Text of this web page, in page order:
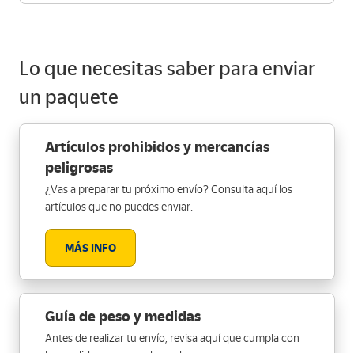
Lo que necesitas saber para enviar
un paquete
Artículos prohibidos y mercancías
peligrosas
¿Vas a preparar tu próximo envío? Consulta aquí los
artículos que no puedes enviar.
MÁS INFO
Guía de peso y medidas
Antes de realizar tu envío, revisa aquí que cumpla con